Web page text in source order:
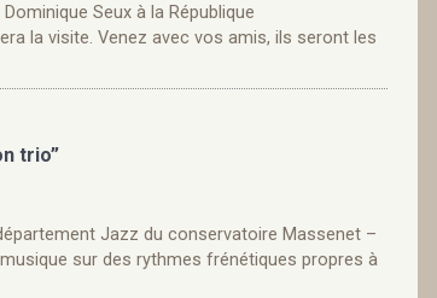
Seux à la République
la visite. Venez avec vos amis, ils seront les
trio”
Jazz du conservatoire Massenet –
sur des rythmes frénétiques propres à